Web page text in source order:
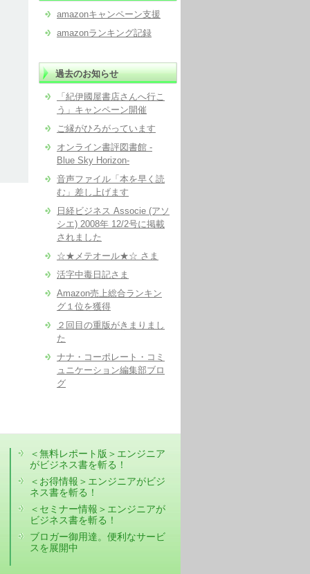
amazonキャンペーン支援
amazonランキング記録
過去のお知らせ
「紀伊國屋書店さんへ行こ
う」キャンペーン開催
ご縁がひろがっています
オンライン書評図書館 -
Blue Sky Horizon-
音声ファイル「本を早く読
む」差し上げます
日経ビジネス Associe (アソ
シエ) 2008年 12/2号に掲載
されました
☆★メテオール★☆ さま
活字中毒日記さま
Amazon売上総合ランキン
グ１位を獲得
２回目の重版がきまりまし
た
ナナ・コーポレート・コミ
ュニケーション編集部ブロ
グ
＜無料レポート版＞エンジニア
がビジネス書を斬る！
＜お得情報＞エンジニアがビジ
ネス書を斬る！
＜セミナー情報＞エンジニアが
ビジネス書を斬る！
ブロガー御用達。便利なサービ
スを展開中